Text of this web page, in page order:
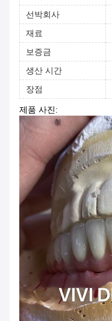
선박회사
재료
보증금
생산 시간
장점
제품 사진: